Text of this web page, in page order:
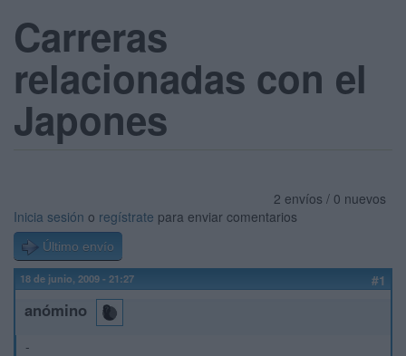
Carreras
relacionadas con el
Japones
2 envíos / 0 nuevos
Inicia sesión o regístrate para enviar comentarios
Último envío
18 de junio, 2009 - 21:27 #1
anómino
-